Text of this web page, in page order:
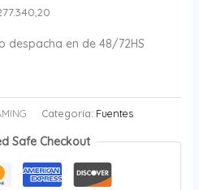
despacha en de 48/72HS
Categoría: Fuentes
Safe Checkout